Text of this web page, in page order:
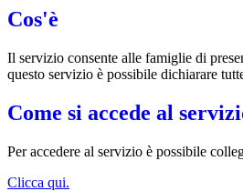
Cos'è
Il servizio consente alle famiglie di
questo servizio è possibile dichiarare
Come si accede al
Per accedere al servizio è possibile
Clicca qui.